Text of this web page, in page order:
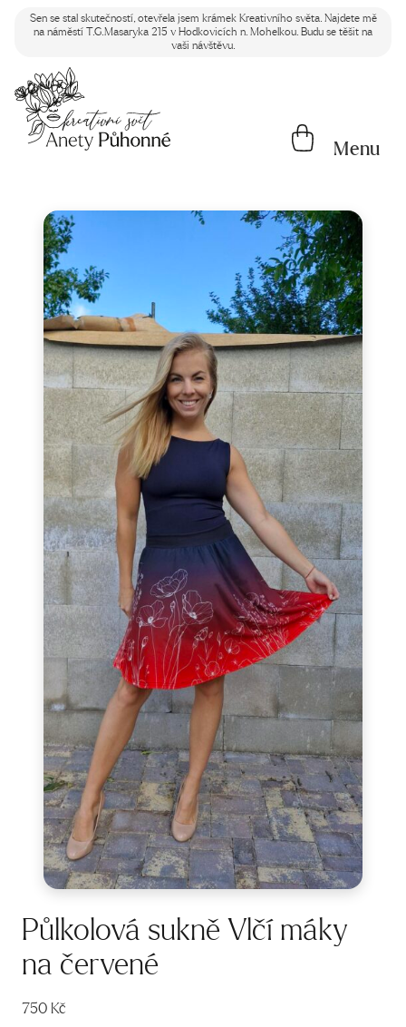
Sen se stal skutečností, otevřela jsem krámek Kreativního světa. Najdete mě
na náměstí T.G.Masaryka 215 v Hodkovicích n. Mohelkou. Budu se těšit na
vaši návštěvu.
Menu
Půlkolová sukně Vlčí máky
na červené
750 Kč